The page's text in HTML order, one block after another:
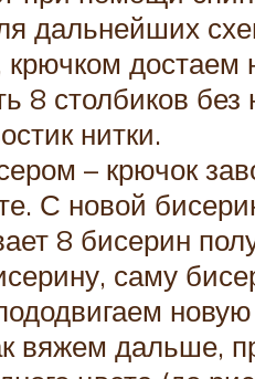
дальнейших
8 столбиков
нитки.
– крючок
С новой
8 бисерин
саму
вяжем дальше,